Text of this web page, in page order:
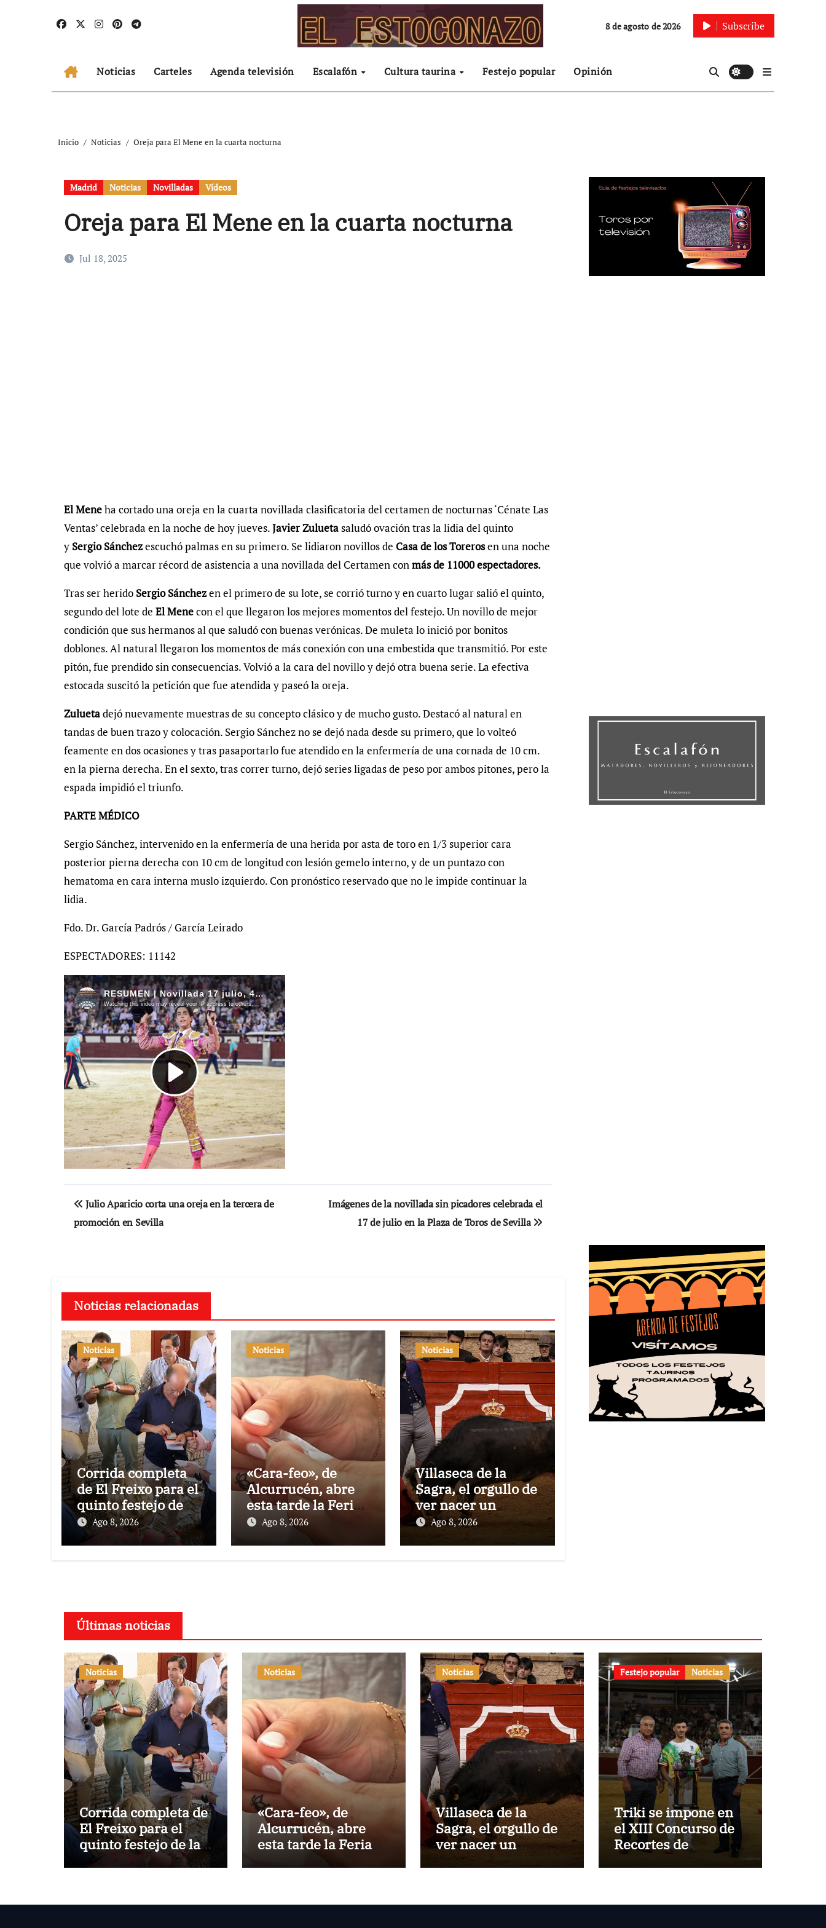
8 de agosto de 2026 Subscribe
Noticias Carteles Agenda televisión Escalafón Cultura taurina Festejo popular Opinión
Inicio Noticias Oreja para El Mene en la cuarta nocturna
Madrid Noticias Novilladas Vídeos
Oreja para El Mene en la cuarta nocturna
Jul 18, 2025
El Meneha cortado una oreja en la cuarta novillada clasificatoria del certamen de nocturnas ‘Cénate Las
Ventas’ celebrada en la noche de hoy jueves.Javier Zuluetasaludó ovación tras la lidia del quinto
y Sergio Sánchezescuchó palmas en su primero. Se lidiaron novillos de Casa de los Torerosen una noche
que volvió a marcar récord de asistencia a una novillada del Certamen conmás de 11000 espectadores.
Tras ser herido Sergio Sánchezen el primero de su lote, se corrió turno y en cuarto lugar salió el quinto,
segundo del lote de El Menecon el que llegaron los mejores momentos del festejo. Un novillo de mejor
condición que sus hermanos al que saludó con buenas verónicas. De muleta lo inició por bonitos
doblones. Al natural llegaron los momentos de más conexión con una embestida que transmitió. Por este
pitón, fue prendido sin consecuencias. Volvió a la cara del novillo y dejó otra buena serie. La efectiva
estocada suscitó la petición que fue atendida y paseó la oreja.
Zuluetadejó nuevamente muestras de su concepto clásico y de mucho gusto. Destacó al natural en
tandas de buen trazo y colocación. Sergio Sánchez no se dejó nada desde su primero, que lo volteó
feamente en dos ocasiones y tras pasaportarlo fue atendido en la enfermería de una cornada de 10 cm.
en la pierna derecha. En el sexto, tras correr turno, dejó series ligadas de peso por ambos pitones, pero la
espada impidió el triunfo.
PARTE MÉDICO
Sergio Sánchez, intervenido en la enfermería de una herida por asta de toro en 1/3 superior cara
posterior pierna derecha con 10 cm de longitud con lesión gemelo interno, y de un puntazo con
hematoma en cara interna muslo izquierdo. Con pronóstico reservado que no le impide continuar la
lidia.
Fdo. Dr. García Padrós / García Leirado
ESPECTADORES: 11142
Navegación
de
Julio Aparicio corta una oreja en la tercera de
promoción en Sevilla
Imágenes de la novillada sin picadores celebrada el
17 de julio en la Plaza de Toros de Sevilla
Noticias relacionadas
Noticias
Corrida completa
de El Freixo para el
quinto festejo de la
Temporada de
Verano en El
Ago 8, 2026
Noticias
«Cara-feo», de
Alcurrucén, abre
esta tarde la Feria
de la Peregrina de
Ago 8, 2026
Noticias
Villaseca de la
Sagra, el orgullo de
ver nacer un
torero:Gorka Jerez
debutará vestido
Ago 8, 2026
Últimas noticias
Noticias
Corrida completa de
El Freixo para el
quinto festejo de la
Temporada de
Noticias
«Cara-feo», de
Alcurrucén, abre
esta tarde la Feria de
Noticias
Villaseca de la
Sagra, el orgullo de
ver nacer un
torero:Gorka Jerez
Festejo popular Noticias
Triki se impone en
el XIII Concurso de
Recortes de
Villaseca